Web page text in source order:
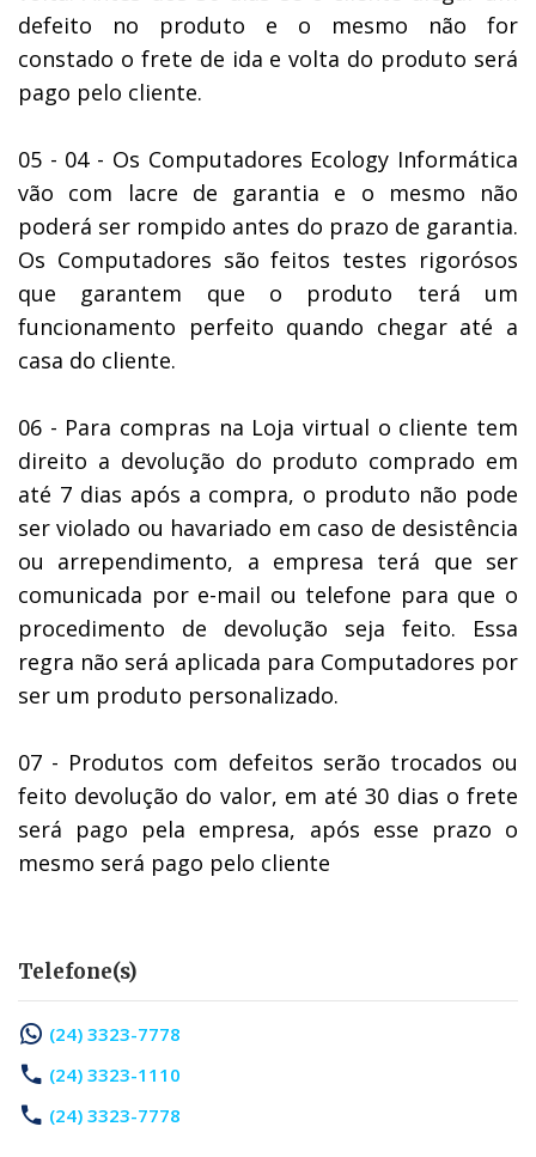
defeito no produto e o mesmo não for
constado o frete de ida e volta do produto será
pago pelo cliente.
05 - 04 - Os Computadores Ecology Informática
vão com lacre de garantia e o mesmo não
poderá ser rompido antes do prazo de garantia.
Os Computadores são feitos testes rigorósos
que garantem que o produto terá um
funcionamento perfeito quando chegar até a
casa do cliente.
06 - Para compras na Loja virtual o cliente tem
direito a devolução do produto comprado em
até 7 dias após a compra, o produto não pode
ser violado ou havariado em caso de desistência
ou arrependimento, a empresa terá que ser
comunicada por e-mail ou telefone para que o
procedimento de devolução seja feito. Essa
regra não será aplicada para Computadores por
ser um produto personalizado.
07 - Produtos com defeitos serão trocados ou
feito devolução do valor, em até 30 dias o frete
será pago pela empresa, após esse prazo o
mesmo será pago pelo cliente
Telefone(s)
(24) 3323-7778
(24) 3323-1110
(24) 3323-7778